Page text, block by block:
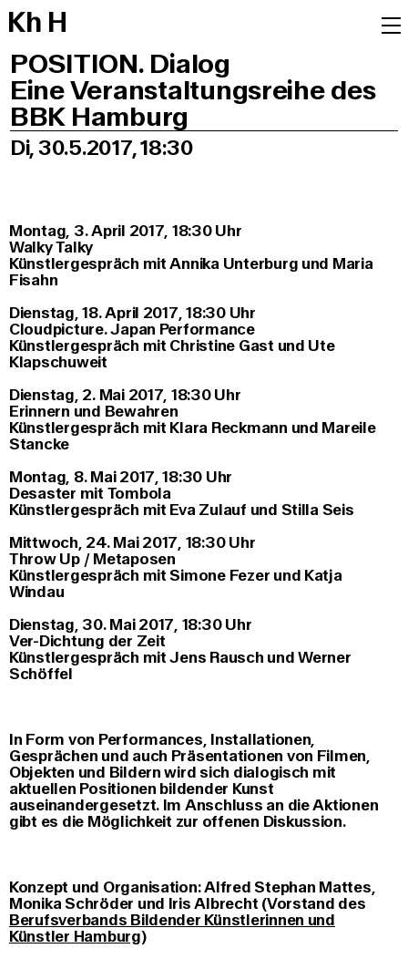
Kh H
POSITION. Dialog
Eine Veranstaltungsreihe des
BBK Hamburg
Di, 30.5.2017, 18:30
Montag, 3. April 2017, 18:30 Uhr
Walky Talky
Künstlergespräch mit Annika Unterburg und Maria
Fisahn
Dienstag, 18. April 2017, 18:30 Uhr
Cloudpicture. Japan Performance
Künstlergespräch mit Christine Gast und Ute
Klapschuweit
Dienstag, 2. Mai 2017, 18:30 Uhr
Erinnern und Bewahren
Künstlergespräch mit Klara Reckmann und Mareile
Stancke
Montag, 8. Mai 2017, 18:30 Uhr
Desaster mit Tombola
Künstlergespräch mit Eva Zulauf und Stilla Seis
Mittwoch, 24. Mai 2017, 18:30 Uhr
Throw Up / Metaposen
Künstlergespräch mit Simone Fezer und Katja
Windau
Dienstag, 30. Mai 2017, 18:30 Uhr
Ver-Dichtung der Zeit
Künstlergespräch mit Jens Rausch und Werner
Schöffel
In Form von Performances, Installationen,
Gesprächen und auch Präsentationen von Filmen,
Objekten und Bildern wird sich dialogisch mit
aktuellen Positionen bildender Kunst
auseinandergesetzt. Im Anschluss an die Aktionen
gibt es die Möglichkeit zur offenen Diskussion.
Konzept und Organisation: Alfred Stephan Mattes,
Monika Schröder und Iris Albrecht (Vorstand des
Berufsverbands Bildender Künstlerinnen und
Künstler Hamburg)